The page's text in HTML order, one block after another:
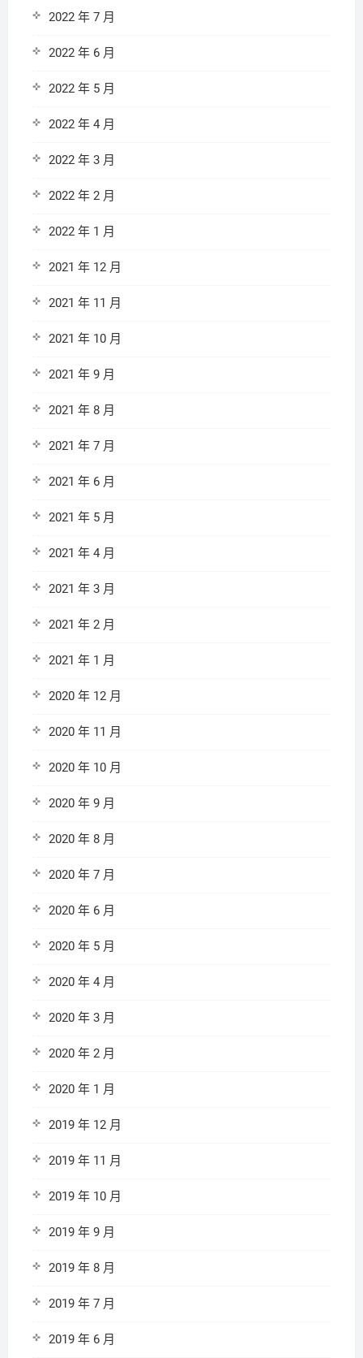
2022 年 7 月
2022 年 6 月
2022 年 5 月
2022 年 4 月
2022 年 3 月
2022 年 2 月
2022 年 1 月
2021 年 12 月
2021 年 11 月
2021 年 10 月
2021 年 9 月
2021 年 8 月
2021 年 7 月
2021 年 6 月
2021 年 5 月
2021 年 4 月
2021 年 3 月
2021 年 2 月
2021 年 1 月
2020 年 12 月
2020 年 11 月
2020 年 10 月
2020 年 9 月
2020 年 8 月
2020 年 7 月
2020 年 6 月
2020 年 5 月
2020 年 4 月
2020 年 3 月
2020 年 2 月
2020 年 1 月
2019 年 12 月
2019 年 11 月
2019 年 10 月
2019 年 9 月
2019 年 8 月
2019 年 7 月
2019 年 6 月